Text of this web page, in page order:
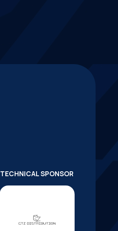
TECHNICAL SPONSOR